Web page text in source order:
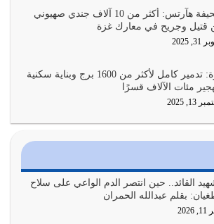
ان تكون خير امة أخرجت للناس بالنهوض
والنهي عن…
لا يجوز أن يخضع لآرائنا وأهوائنا
وتتفرق في كيانها معناه أنها أصبحت
صحيفة هآرتس: أكثر من 10 آلاف جندي صهيوني
قتيل وجريح في معارك غزة
2025
غزة: تدمير كامل لأكثر من 1600 برج وبناية سكنية
مئات الآلاف قسرًا
13, 2025
القائد.. حين انتصر الدم الواعي على سلاح
بقلم عبدالله الحمران